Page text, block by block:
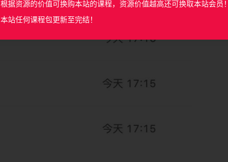
根据资源的价值可换购本站的课程，资源价值越高还可换取本站会员！
本站任何课程包更新至完结！